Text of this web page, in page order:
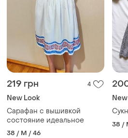
219 грн 4
New Look
Сарафан с вышивкой
состояние идеальное
38 / M / 46
38 /